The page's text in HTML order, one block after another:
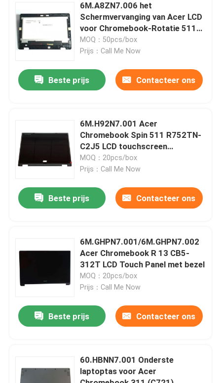
Video's
Ongeveer ons
Kwaliteitscontrole
Contacteer ons
Verzoek om een Citaat
Het Schermvervanging van Dell LCD
6M.A8ZN7.006 het
Schermvervanging van Acer LCD
voor Chromebook-Rotatie 511
R753T 11,6 Duim
MOQ：50pcs/box
Prijs：Call Me Now
Beste prijs Contacteer ons
6M.H92N7.001 Acer
Chromebook Spin 511 R752TN-
C2J5 LCD touchscreen
assemblage
MOQ：20pcs/box
Prijs：Call Me Now
Beste prijs Contacteer ons
6M.GHPN7.001/6M.GHPN7.002
Acer Chromebook R 13 CB5-
312T LCD Touch Panel met bezel
MOQ：20pcs/box
Prijs：Call Me Now
Beste prijs Contacteer ons
60.HBNN7.001 Onderste
laptoptas voor Acer